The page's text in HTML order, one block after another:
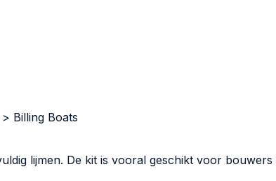
Billing Boats
lijmen. De kit is vooral geschikt voor